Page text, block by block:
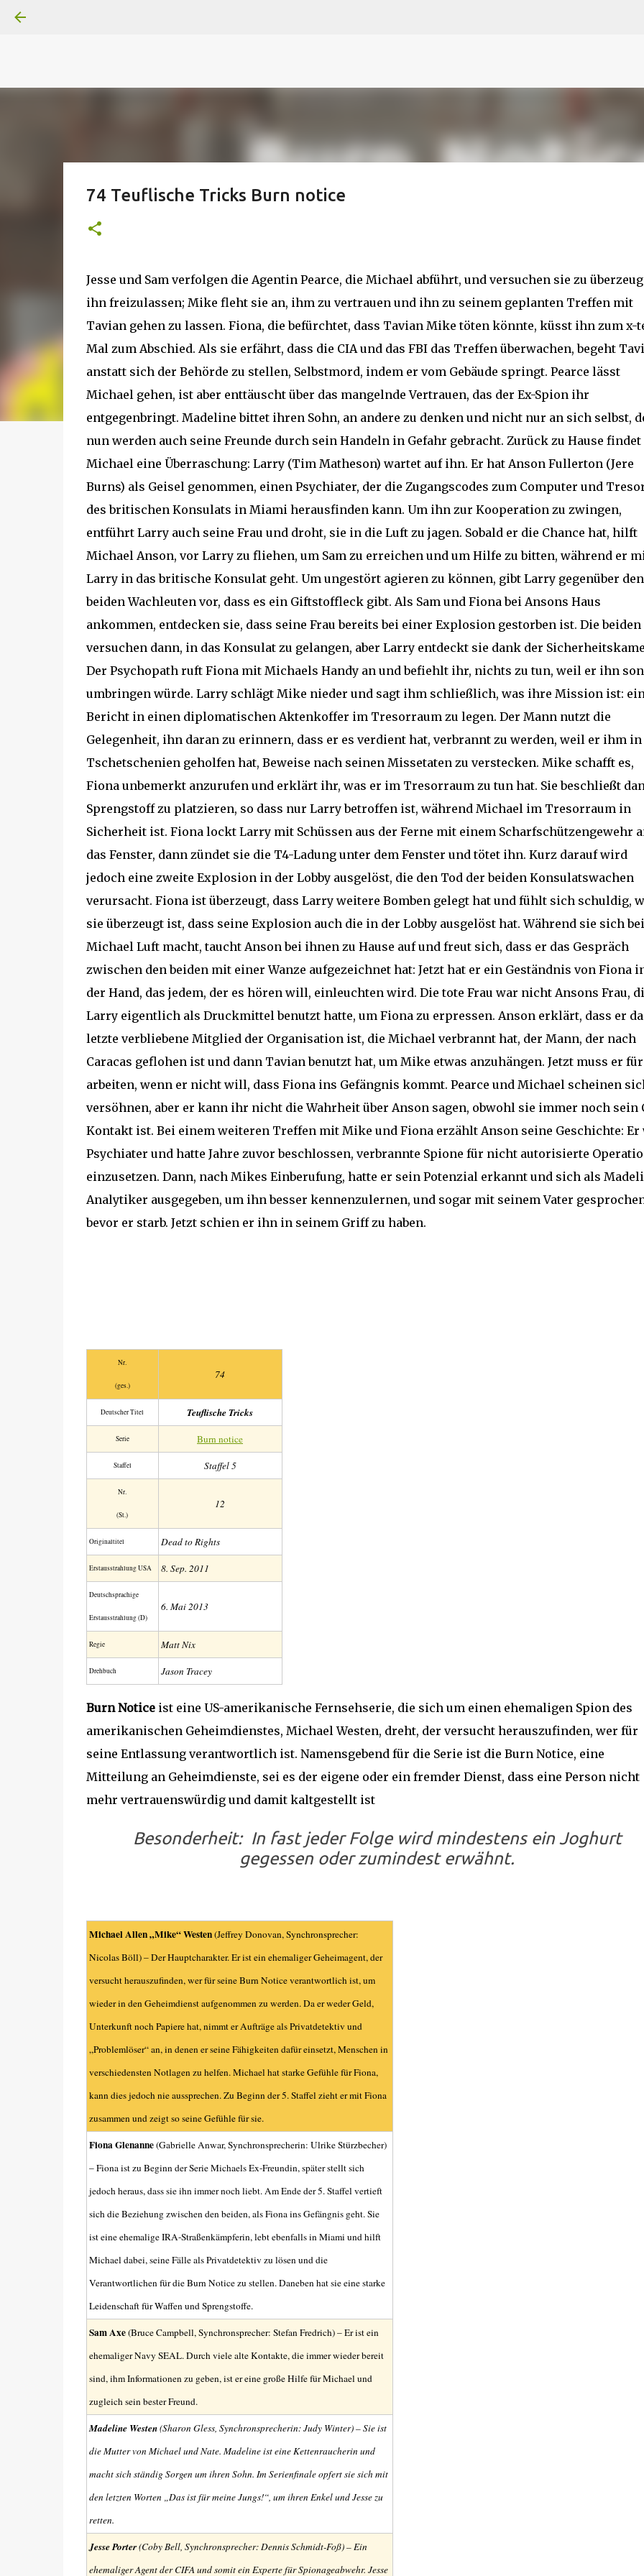
Superheldenserien
74 Teuflische Tricks Burn notice
Jesse und Sam verfolgen die Agentin Pearce, die Michael abführt, und versuchen sie zu
ihn freizulassen; Mike fleht sie an, ihm zu vertrauen und ihn zu seinem geplanten Treffen mit
Tavian gehen zu lassen. Fiona, die befürchtet, dass Tavian Mike töten könnte, küsst ihn zum x-
Mal zum Abschied. Als sie erfährt, dass die CIA und das FBI das Treffen überwachen, begeht
anstatt sich der Behörde zu stellen, Selbstmord, indem er vom Gebäude springt. Pearce lässt
Michael gehen, ist aber enttäuscht über das mangelnde Vertrauen, das der Ex-Spion ihr
entgegenbringt. Madeline bittet ihren Sohn, an andere zu denken und nicht nur an sich selbst,
nun werden auch seine Freunde durch sein Handeln in Gefahr gebracht. Zurück zu Hause findet
Michael eine Überraschung: Larry (Tim Matheson) wartet auf ihn. Er hat Anson Fullerton (Jere
Burns) als Geisel genommen, einen Psychiater, der die Zugangscodes zum Computer und
des britischen Konsulats in Miami herausfinden kann. Um ihn zur Kooperation zu zwingen,
entführt Larry auch seine Frau und droht, sie in die Luft zu jagen. Sobald er die Chance hat, hilft
Michael Anson, vor Larry zu fliehen, um Sam zu erreichen und um Hilfe zu bitten, während er
Larry in das britische Konsulat geht. Um ungestört agieren zu können, gibt Larry gegenüber den
beiden Wachleuten vor, dass es ein Giftstoffleck gibt. Als Sam und Fiona bei Ansons Haus
ankommen, entdecken sie, dass seine Frau bereits bei einer Explosion gestorben ist. Die beiden
versuchen dann, in das Konsulat zu gelangen, aber Larry entdeckt sie dank der
Der Psychopath ruft Fiona mit Michaels Handy an und befiehlt ihr, nichts zu tun, weil er ihn
umbringen würde. Larry schlägt Mike nieder und sagt ihm schließlich, was ihre Mission ist:
Bericht in einen diplomatischen Aktenkoffer im Tresorraum zu legen. Der Mann nutzt die
Gelegenheit, ihn daran zu erinnern, dass er es verdient hat, verbrannt zu werden, weil er ihm in
Tschetschenien geholfen hat, Beweise nach seinen Missetaten zu verstecken. Mike schafft es,
Fiona unbemerkt anzurufen und erklärt ihr, was er im Tresorraum zu tun hat. Sie beschließt
Sprengstoff zu platzieren, so dass nur Larry betroffen ist, während Michael im Tresorraum in
Sicherheit ist. Fiona lockt Larry mit Schüssen aus der Ferne mit einem Scharfschützengewehr
das Fenster, dann zündet sie die T4-Ladung unter dem Fenster und tötet ihn. Kurz darauf wird
jedoch eine zweite Explosion in der Lobby ausgelöst, die den Tod der beiden Konsulatswachen
verursacht. Fiona ist überzeugt, dass Larry weitere Bomben gelegt hat und fühlt sich schuldig,
sie überzeugt ist, dass seine Explosion auch die in der Lobby ausgelöst hat. Während sie sich bei
Michael Luft macht, taucht Anson bei ihnen zu Hause auf und freut sich, dass er das Gespräch
zwischen den beiden mit einer Wanze aufgezeichnet hat: Jetzt hat er ein Geständnis von Fiona
der Hand, das jedem, der es hören will, einleuchten wird. Die tote Frau war nicht Ansons Frau,
Larry eigentlich als Druckmittel benutzt hatte, um Fiona zu erpressen. Anson erklärt, dass er
letzte verbliebene Mitglied der Organisation ist, die Michael verbrannt hat, der Mann, der nach
Caracas geflohen ist und dann Tavian benutzt hat, um Mike etwas anzuhängen. Jetzt muss er
arbeiten, wenn er nicht will, dass Fiona ins Gefängnis kommt. Pearce und Michael scheinen
versöhnen, aber er kann ihr nicht die Wahrheit über Anson sagen, obwohl sie immer noch sein
Kontakt ist. Bei einem weiteren Treffen mit Mike und Fiona erzählt Anson seine Geschichte: Er
Psychiater und hatte Jahre zuvor beschlossen, verbrannte Spione für nicht autorisierte
einzusetzen. Dann, nach Mikes Einberufung, hatte er sein Potenzial erkannt und sich als
Analytiker ausgegeben, um ihn besser kennenzulernen, und sogar mit seinem Vater
bevor er starb. Jetzt schien er ihn in seinem Griff zu haben.
Nr.
(ges.)
74
Deutscher Titel Teuflische Tricks
Serie Burn notice
Staffel Staffel 5
Nr.
(St.)
12
Original­titel Dead to Rights
Erstaus­strahlung USA 8. Sep. 2011
Deutsch­sprachige
Erstaus­strahlung (D)
6. Mai 2013
Regie Matt Nix
Drehbuch Jason Tracey
Burn Noticeist eine US-amerikanische Fernsehserie, die sich um einen ehemaligen Spion des
amerikanischen Geheimdienstes, Michael Westen, dreht, der versucht herauszufinden, wer für
seine Entlassung verantwortlich ist. Namensgebend für die Serie ist die Burn Notice, eine
Mitteilung an Geheimdienste, sei es der eigene oder ein fremder Dienst, dass eine Person nicht
mehr vertrauenswürdig und damit kaltgestellt ist
Besonderheit: In fast jeder Folge wird mindestens ein Joghurt
gegessen oder zumindest erwähnt.
Michael Allen „Mike“ Westen(Jeffrey Donovan, Synchronsprecher:
Nicolas Böll) – Der Hauptcharakter. Er ist ein ehemaliger Geheimagent, der
versucht herauszufinden, wer für seine Burn Notice verantwortlich ist, um
wieder in den Geheimdienst aufgenommen zu werden. Da er weder Geld,
Unterkunft noch Papiere hat, nimmt er Aufträge als Privatdetektiv und
„Problemlöser“ an, in denen er seine Fähigkeiten dafür einsetzt, Menschen in
verschiedensten Notlagen zu helfen. Michael hat starke Gefühle für Fiona,
kann dies jedoch nie aussprechen. Zu Beginn der 5. Staffel zieht er mit Fiona
zusammen und zeigt so seine Gefühle für sie.
Fiona Glenanne(Gabrielle Anwar, Synchronsprecherin: Ulrike Stürzbecher)
– Fiona ist zu Beginn der Serie Michaels Ex-Freundin, später stellt sich
jedoch heraus, dass sie ihn immer noch liebt. Am Ende der 5. Staffel vertieft
sich die Beziehung zwischen den beiden, als Fiona ins Gefängnis geht. Sie
ist eine ehemalige IRA-Straßenkämpferin, lebt ebenfalls in Miami und hilft
Michael dabei, seine Fälle als Privatdetektiv zu lösen und die
Verantwortlichen für die Burn Notice zu stellen. Daneben hat sie eine starke
Leidenschaft für Waffen und Sprengstoffe.
Sam Axe(Bruce Campbell, Synchronsprecher: Stefan Fredrich) – Er ist ein
ehemaliger Navy SEAL. Durch viele alte Kontakte, die immer wieder bereit
sind, ihm Informationen zu geben, ist er eine große Hilfe für Michael und
zugleich sein bester Freund.
Madeline Westen(Sharon Gless, Synchronsprecherin: Judy Winter) – Sie ist
die Mutter von Michael und Nate. Madeline ist eine Kettenraucherin und
macht sich ständig Sorgen um ihren Sohn. Im Serienfinale opfert sie sich mit
den letzten Worten „Das ist für meine Jungs!“, um ihren Enkel und Jesse zu
retten.
Jesse Porter(Coby Bell, Synchronsprecher: Dennis Schmidt-Foß) – Ein
ehemaliger Agent der CIFA und somit ein Experte für Spionageabwehr. Jesse